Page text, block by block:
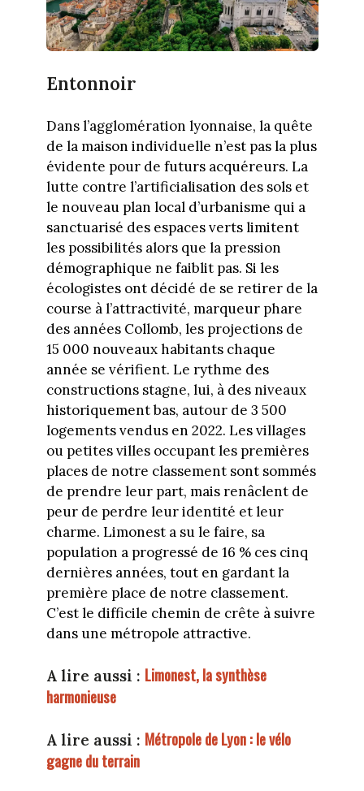
Entonnoir
Dans l’agglomération lyonnaise, la quête
de la maison individuelle n’est pas la plus
évidente pour de futurs acquéreurs. La
lutte contre l’artificialisation des sols et
le nouveau plan local d’urbanisme qui a
sanctuarisé des espaces verts limitent
les possibilités alors que la pression
démographique ne faiblit pas. Si les
écologistes ont décidé de se retirer de la
course à l’attractivité, marqueur phare
des années Collomb, les projections de
15 000 nouveaux habitants chaque
année se vérifient. Le rythme des
constructions stagne, lui, à des niveaux
historiquement bas, autour de 3 500
logements vendus en 2022. Les villages
ou petites villes occupant les premières
places de notre classement sont sommés
de prendre leur part, mais renâclent de
peur de perdre leur identité et leur
charme. Limonest a su le faire, sa
population a progressé de 16 % ces cinq
dernières années, tout en gardant la
première place de notre classement.
C’est le difficile chemin de crête à suivre
dans une métropole attractive.
A lire aussi : Limonest, la synthèse
harmonieuse
A lire aussi : Métropole de Lyon : le vélo
gagne du terrain